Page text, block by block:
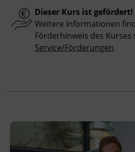
Hinweis
Bitte beachten Sie, dass an
österreichischen Feiertagen
eingeholt.
Veranstaltungsort
BFI Tirol Bildungszentrum
Ing.-Etzel-Straße 7
Dieser Kurs ist gefördert!
Weitere Informationen
Förderhinweis des Kurses
Service/Förderungen.